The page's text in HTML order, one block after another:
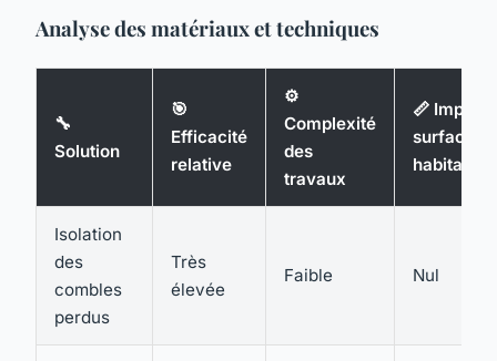
Analyse des matériaux et techniques
🔧
Solution
🎯
Efficacité
relative
⚙️
Complexité
des
travaux
📏 Impact
surface
habitable
Isolation
des
combles
perdus
Très
élevée
Faible Nul